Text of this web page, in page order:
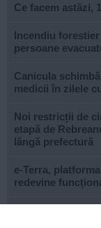
Ce facem astăzi,
Incendiu
persoane
Canicula
medicii în zilele
Noi restricții de
etapă de
lângă prefectură
e-Terra,
redevine